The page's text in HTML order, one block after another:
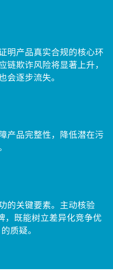
明产品真实合规的核心环
链欺诈风险将显著上升，
会逐步流失。
产品完整性，降低潜在污
的关键要素。主动核验
，既能树立差异化竞争优
质疑。​